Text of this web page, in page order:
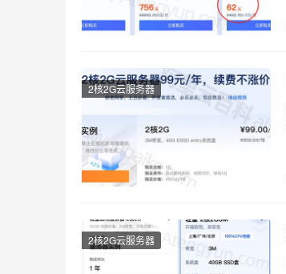
2核2G云服务器
2核2G云服务器